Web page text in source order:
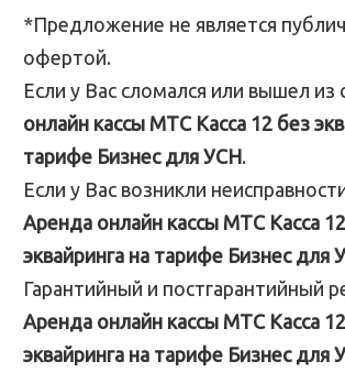
*Предложение не является
офертой.
Если у Вас сломался или вышел из
онлайн кассы МТС Касса 12 без
тарифе Бизнес для УСН.
Если у Вас возникли
Аренда онлайн кассы МТС Касса
эквайринга на тарифе Бизнес для
Гарантийный и постгарантийный
Аренда онлайн кассы МТС Касса
эквайринга на тарифе Бизнес для